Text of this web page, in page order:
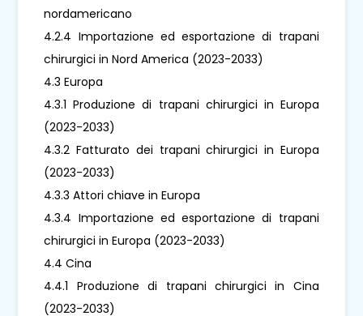
nordamericano
4.2.4 Importazione ed esportazione di trapani
chirurgici in Nord America (2023-2033)
4.3 Europa
4.3.1 Produzione di trapani chirurgici in Europa
(2023-2033)
4.3.2 Fatturato dei trapani chirurgici in Europa
(2023-2033)
4.3.3 Attori chiave in Europa
4.3.4 Importazione ed esportazione di trapani
chirurgici in Europa (2023-2033)
4.4 Cina
4.4.1 Produzione di trapani chirurgici in Cina
(2023-2033)